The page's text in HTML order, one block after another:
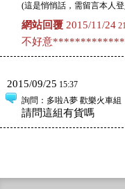
(這是悄悄話，需留言本人
網站回覆2015/11/24
不好意
2015/09/25 15:37
詢問 ：多啦A夢 歡樂火車組
請問這組有貨嗎